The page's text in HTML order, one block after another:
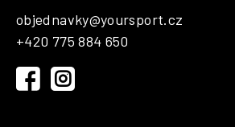
objednavky@yoursport.cz
+420 775 884 650